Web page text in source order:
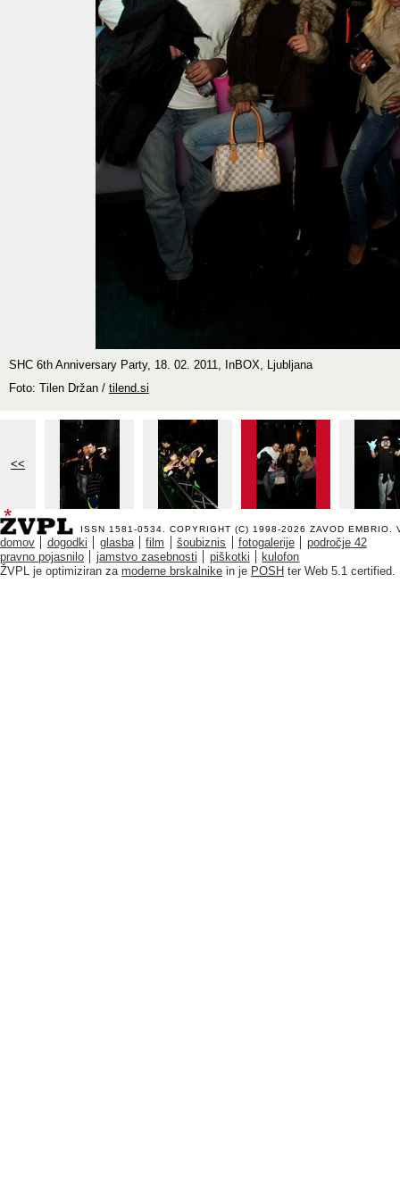
SHC 6th Anniversary Party, 18. 02. 2011, InBOX, Ljubljana
Foto: Tilen Držan / tilend.si
<<
ISSN 1581-0534. COPYRIGHT (C) 1998-2026 ZAVOD EMBRIO .
domov dogodki glasba film šoubiznis fotogalerije
področje 42
pravno pojasnilo
jamstvo zasebnosti piškotki
kulofon
ŽVPL je optimiziran za moderne brskalnike in je POSH ter Web 5.1 certified.